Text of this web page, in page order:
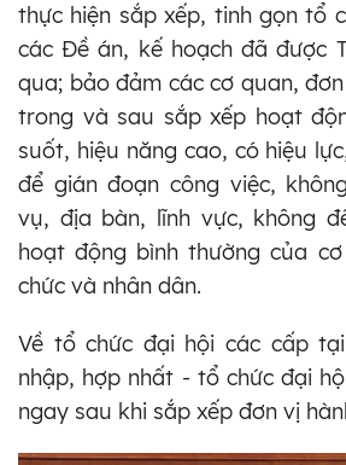
thực hiện sắp xếp, tinh gọn tổ
các Đề án, kế hoạch đã được
qua; bảo đảm các cơ quan,
trong và sau sắp xếp hoạt
suốt, hiệu năng cao, có hiệu
để gián đoạn công việc,
vụ, địa bàn, lĩnh vực, không
hoạt động bình thường của
chức và nhân dân.
Về tổ chức đại hội các cấp
nhập, hợp nhất - tổ chức đại
ngay sau khi sắp xếp đơn vị